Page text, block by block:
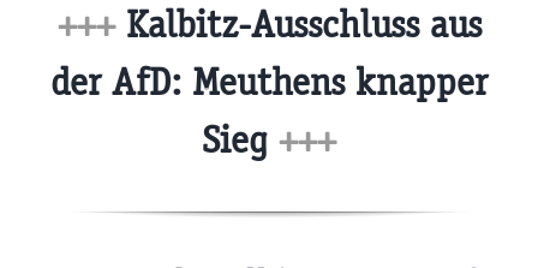
+++Kalbitz-Ausschluss aus
der AfD: Meuthens knapper
Sieg +++